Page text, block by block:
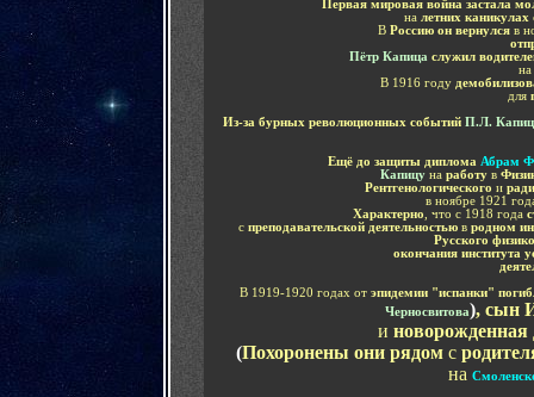
Первая мировая война застала
на летних каникулах
ВРоссию он вернулсяв
Пётр Капица служил
на
В 1916 году
для
Из-за бурных революционных событий П.Л.
Ещё до защиты диплома Абрам
Капицу на работу в
Рентгенологического и
в ноябре 1921
Характерно , что с 1918 года
с преподавательской деятельностью в родном
Русского
окончания института
В 1919-1920 годах отэпидемии "испанки" погиб
Черносвитова), сын
и новорожденная
(Похоронены они рядом с
на